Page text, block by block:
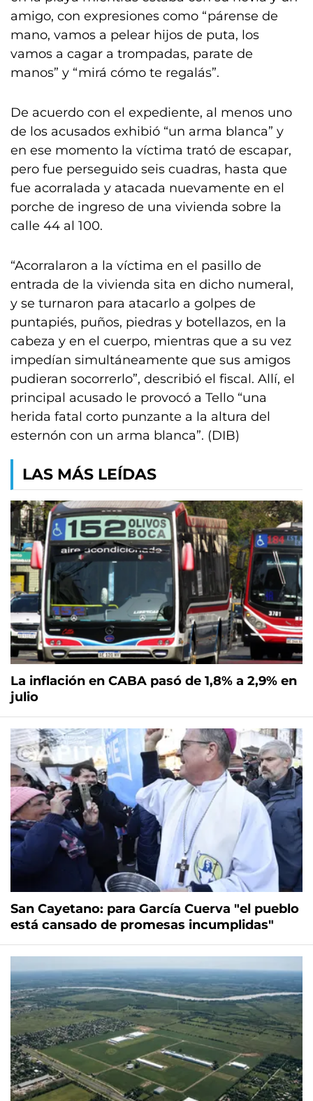
amigo, con expresiones como “párense de
mano, vamos a pelear hijos de puta, los
vamos a cagar a trompadas, parate de
manos” y “mirá cómo te regalás”.
De acuerdo con el expediente, al menos uno
de los acusados exhibió “un arma blanca” y
en ese momento la víctima trató de escapar,
pero fue perseguido seis cuadras, hasta que
fue acorralada y atacada nuevamente en el
porche de ingreso de una vivienda sobre la
calle 44 al 100.
“Acorralaron a la víctima en el pasillo de
entrada de la vivienda sita en dicho numeral,
y se turnaron para atacarlo a golpes de
puntapiés, puños, piedras y botellazos, en la
cabeza y en el cuerpo, mientras que a su vez
impedían simultáneamente que sus amigos
pudieran socorrerlo”, describió el fiscal. Allí, el
principal acusado le provocó a Tello “una
herida fatal corto punzante a la altura del
esternón con un arma blanca”. (DIB)
LAS MÁS LEÍDAS
La inflación en CABA pasó de 1,8% a 2,9% en
julio
San Cayetano: para García Cuerva "el pueblo
está cansado de promesas incumplidas"